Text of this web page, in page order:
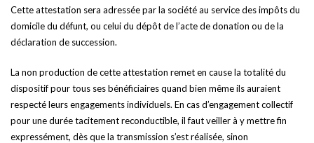
Cette attestation sera adressée par la société au service des impôts du
domicile du défunt, ou celui du dépôt de l’acte de donation ou de la
déclaration de succession.
La non production de cette attestation remet en cause la totalité du
dispositif pour tous ses bénéficiaires quand bien même ils auraient
respecté leurs engagements individuels. En cas d’engagement collectif
pour une durée tacitement reconductible, il faut veiller à y mettre fin
expressément, dès que la transmission s’est réalisée, sinon